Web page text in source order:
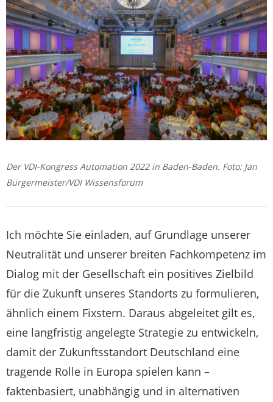
Der VDI-Kongress Automation 2022 in Baden-Baden. Foto: Jan
Bürgermeister/VDI Wissensforum
Ich möchte Sie einladen, auf Grundlage unserer
Neutralität und unserer breiten Fachkompetenz im
Dialog mit der Gesellschaft ein positives Zielbild
für die Zukunft unseres Standorts zu formulieren,
ähnlich einem Fixstern. Daraus abgeleitet gilt es,
eine langfristig angelegte Strategie zu entwickeln,
damit der Zukunftsstandort Deutschland eine
tragende Rolle in Europa spielen kann –
faktenbasiert, unabhängig und in alternativen